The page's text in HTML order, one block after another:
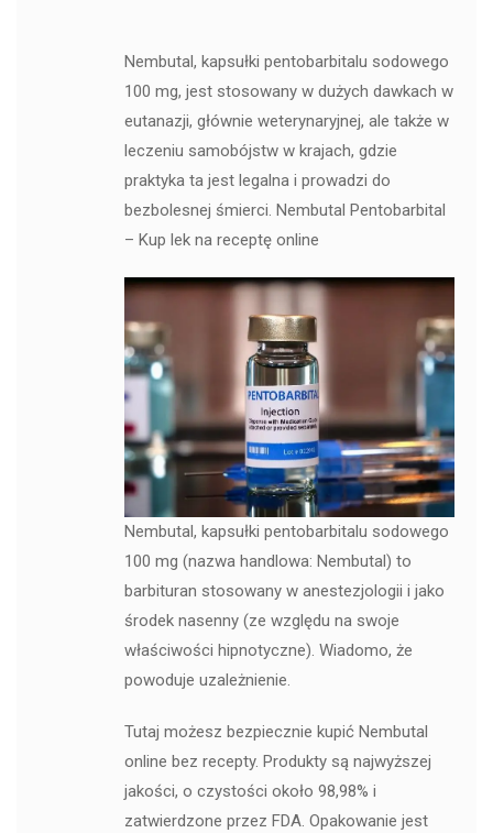
Nembutal, kapsułki pentobarbitalu sodowego
100 mg, jest stosowany w dużych dawkach w
eutanazji, głównie weterynaryjnej, ale także w
leczeniu samobójstw w krajach, gdzie
praktyka ta jest legalna i prowadzi do
bezbolesnej śmierci. Nembutal Pentobarbital
– Kup lek na receptę online
Nembutal, kapsułki pentobarbitalu sodowego
100 mg (nazwa handlowa: Nembutal) to
barbituran stosowany w anestezjologii i jako
środek nasenny (ze względu na swoje
właściwości hipnotyczne). Wiadomo, że
powoduje uzależnienie.
Tutaj możesz bezpiecznie kupić Nembutal
online bez recepty. Produkty są najwyższej
jakości, o czystości około 98,98% i
zatwierdzone przez FDA. Opakowanie jest